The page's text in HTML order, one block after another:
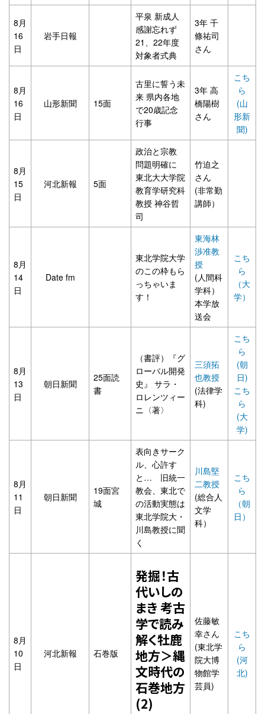
8月
16
日
岩手日報
平泉 新成人
感謝忘れず
21、22年度
対象者式典
3年 千
條祐司
さん
8月
16
日
山形新聞 15面
古里に誓う未
来 県内各地
で20歳記念
行事
3年 高
橋陽樹
さん
こち
ら
(山
形新
聞)
8月
15
日
河北新報 5面
政治と宗教
問題明確に
東北大大学院
教育学研究科
教授 神谷哲
司
竹迫之
さん
(非常勤
講師）
8月
14
日
Date fm
東北学院大学
のこの枠もら
っちゃいま
す！
東海林
渉准教
授
(人間科
学科）
本学放
送会
こち
ら
（大
学）
8月
13
日
朝日新聞
25面読
書
（書評）『グ
ローバル開発
史』 サラ・
ロレンツィー
ニ〈著〉
三須拓
也教授
(法律学
科)
こち
ら
(朝
日)
こち
ら
(大
学)
8月
11
日
朝日新聞
19面宮
城
表向きサーク
ル、心許す
と… 旧統一
教会、東北で
の活動実態は
東北学院大・
川島教授に聞
く
川島堅
二教授
(総合人
文学
科）
こち
ら
（朝
日）
8月
10
日
河北新報 石巻版
発掘！古
代いしの
まき 考古
学で読み
解く牡鹿
地方＞縄
文時代の
石巻地方
(2)
佐藤敏
幸さん
(東北学
院大博
物館学
芸員)
こち
ら
(河
北)